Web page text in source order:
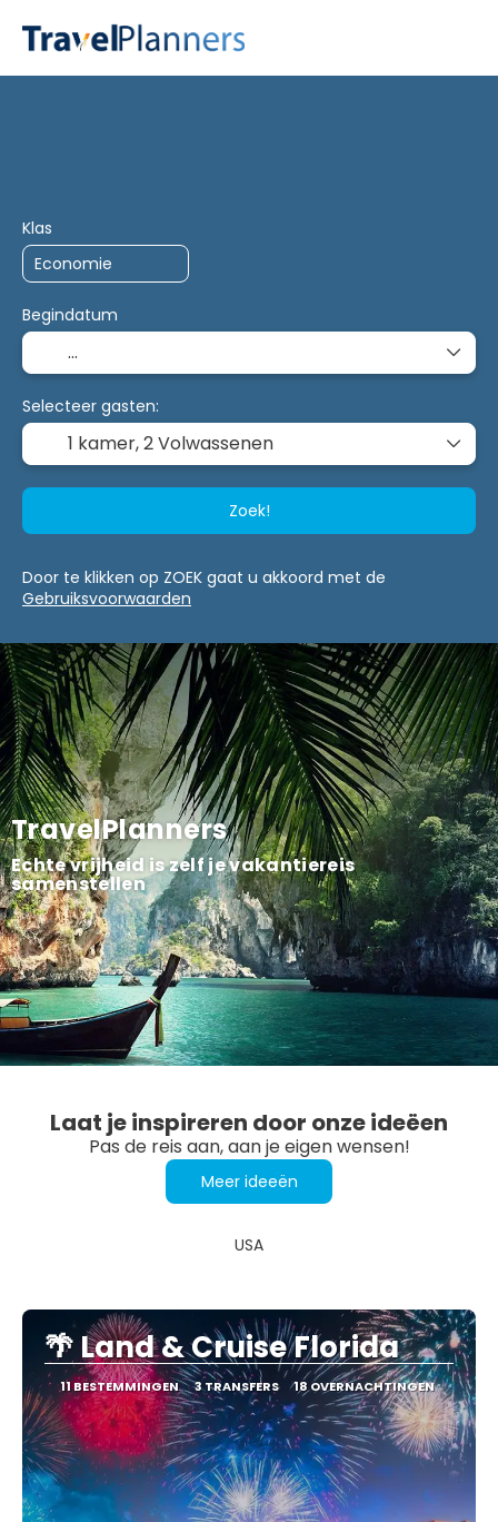
TravelPlanners
Echte vrijheid is zelf je vakantiereis
samenstellen
Klas
Begindatum
Selecteer gasten:
1 kamer,2 Volwassenen
Zoek!
Door te klikken op ZOEK gaat u akkoord met de
Gebruiksvoorwaarden
Laat je inspireren door onze ideëen
Pas de reis aan, aan je eigen wensen!
Meer ideeën
USA
🌴 Land & Cruise Florida
11 BESTEMMINGEN 3 TRANSFERS 18 OVERNACHTINGEN